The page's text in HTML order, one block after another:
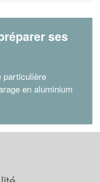
ses
particulière
en aluminium